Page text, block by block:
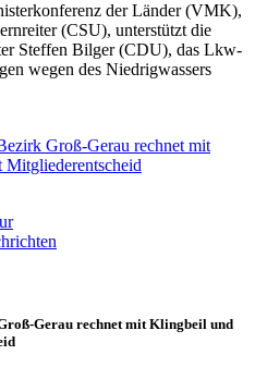
der Länder (VMK),
(CSU), unterstützt die
Steffen Bilger (CDU), das Lkw-
wegen des Niedrigwassers
Gerau rechnet mit Klingbeil und